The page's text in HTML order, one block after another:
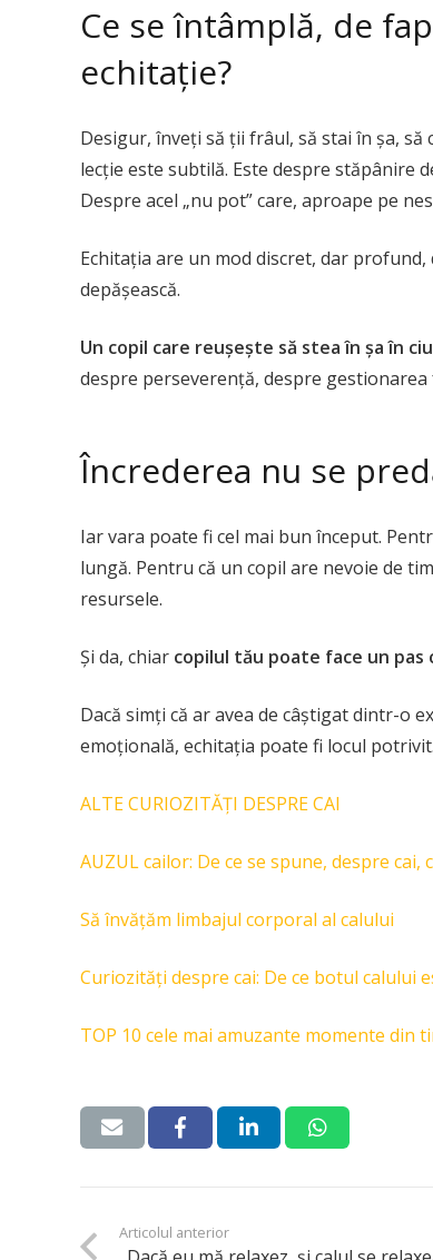
Ce se întâmplă, de
echitație?
Desigur, înveți să ții frâul, să stai în șa,
lecție este subtilă. Este despre stăpânire
Despre acel „nu pot” care, aproape pe
Echitația are un mod discret, dar
depășească.
Un copil care reușește să stea în șa în
despre perseverență, despre
Încrederea nu se
Iar vara poate fi cel mai bun început.
lungă. Pentru că un copil are nevoie de
resursele.
Și da, chiar copilul tău poate face un pas
Dacă simți că ar avea de câștigat dintr-o
emoțională, echitația poate fi locul potrivit.
ALTE CURIOZITĂȚI DESPRE CAI
AUZUL cailor: De ce se spune, despre cai,
Să învățăm limbajul corporal al calului
Curiozități despre cai: De ce botul calului
TOP 10 cele mai amuzante momente
Articolul anterior